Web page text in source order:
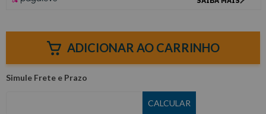
ADICIONAR AO CARRINHO